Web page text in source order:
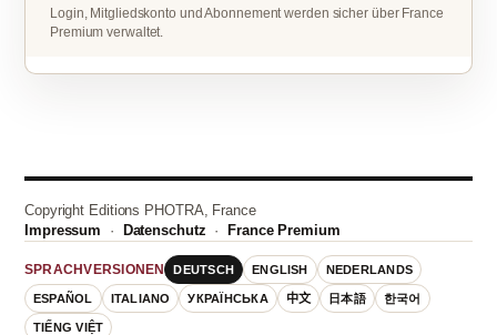
Login, Mitgliedskonto und Abonnement werden sicher über France
Premium verwaltet.
Copyright Editions PHOTRA, France
Impressum · Datenschutz · France Premium
SPRACHVERSIONEN DEUTSCH ENGLISH NEDERLANDS
ESPAÑOL ITALIANO УКРАЇНСЬКА 中文 日本語 한국어
TIẾNG VIỆT